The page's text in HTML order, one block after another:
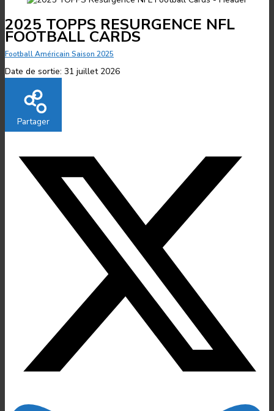
2025 TOPPS RESURGENCE NFL
FOOTBALL CARDS
Football Américain Saison 2025
Date de sortie: 31 juillet 2026
Partager